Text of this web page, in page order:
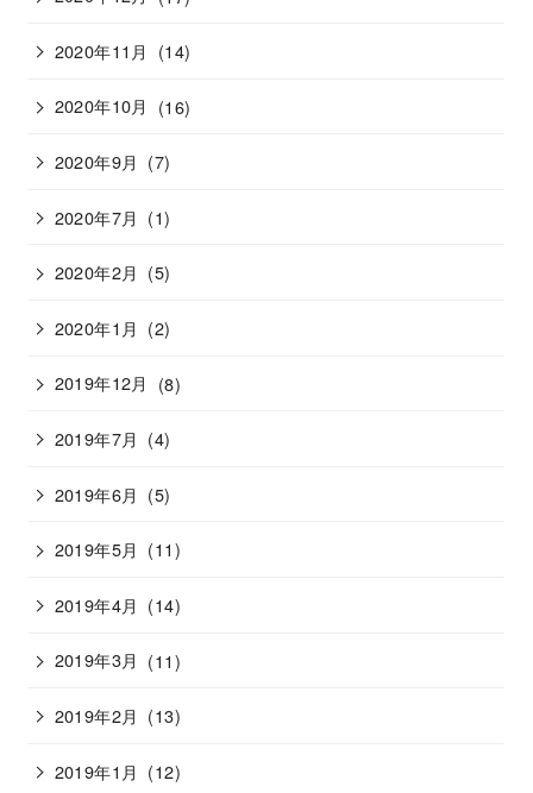
2020年11月 (14)
2020年10月 (16)
2020年9月 (7)
2020年7月 (1)
2020年2月 (5)
2020年1月 (2)
2019年12月 (8)
2019年7月 (4)
2019年6月 (5)
2019年5月 (11)
2019年4月 (14)
2019年3月 (11)
2019年2月 (13)
2019年1月 (12)